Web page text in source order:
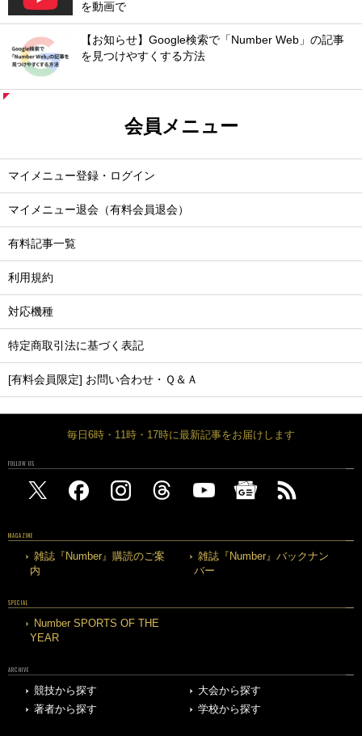
を動画で
【お知らせ】Google検索で「Number Web」の記事
を見つけやすくする方法
会員メニュー
マイメニュー登録・ログイン
マイメニュー退会（有料会員退会）
有料記事一覧
利用規約
対応機種
特定商取引法に基づく表記
[有料会員限定] お問い合わせ・Ｑ＆Ａ
毎日6時・11時・17時に最新記事をお届けします
FOLLOW US
MAGAZINE
雑誌『Number』購読のご案
内
雑誌『Number』バックナン
バー
SPECIAL
Number SPORTS OF THE
YEAR
ARCHIVE
競技から探す
大会から探す
著者から探す
学校から探す